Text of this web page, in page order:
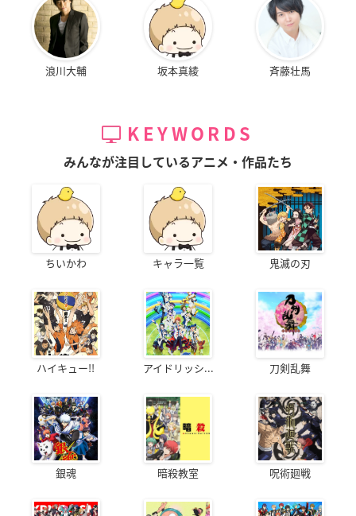
浪川大輔 坂本真綾 斉藤壮馬
KEYWORDS
みんなが注目しているアニメ・作品たち
ちいかわ キャラ一覧 鬼滅の刃
ハイキュー!! アイドリッシ... 刀剣乱舞
銀魂 暗殺教室 呪術廻戦